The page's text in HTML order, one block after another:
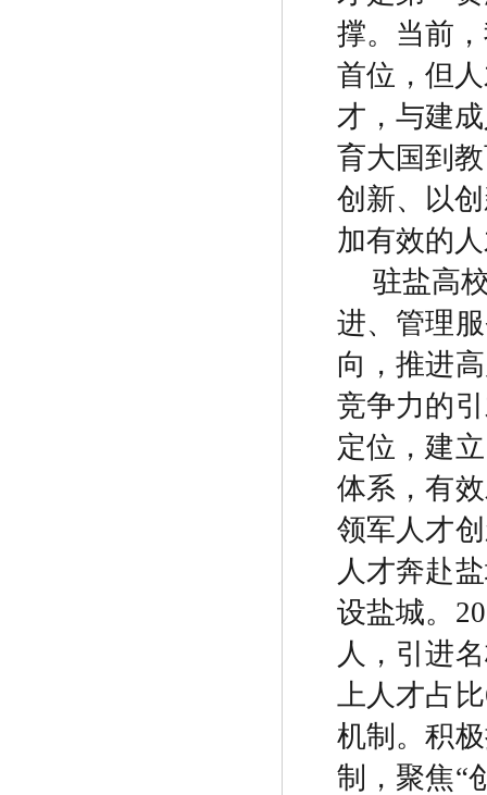
撑。当前
首位，但
才，与建
育大国到
创新、以
加有效的
驻盐高
进、管理
向，推进
竞争力的
定位，建
体系，有
领军人才
人才奔赴
设盐城。
人，引进
上人才占比
机制。积
制，聚焦“